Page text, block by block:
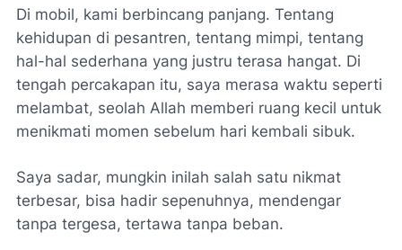
Di mobil, kami berbincang panjang. Tentang
kehidupan di pesantren, tentang mimpi, tentang
hal-hal sederhana yang justru terasa hangat. Di
tengah percakapan itu, saya merasa waktu seperti
melambat, seolah Allah memberi ruang kecil untuk
menikmati momen sebelum hari kembali sibuk.
Saya sadar, mungkin inilah salah satu nikmat
terbesar, bisa hadir sepenuhnya, mendengar
tanpa tergesa, tertawa tanpa beban.